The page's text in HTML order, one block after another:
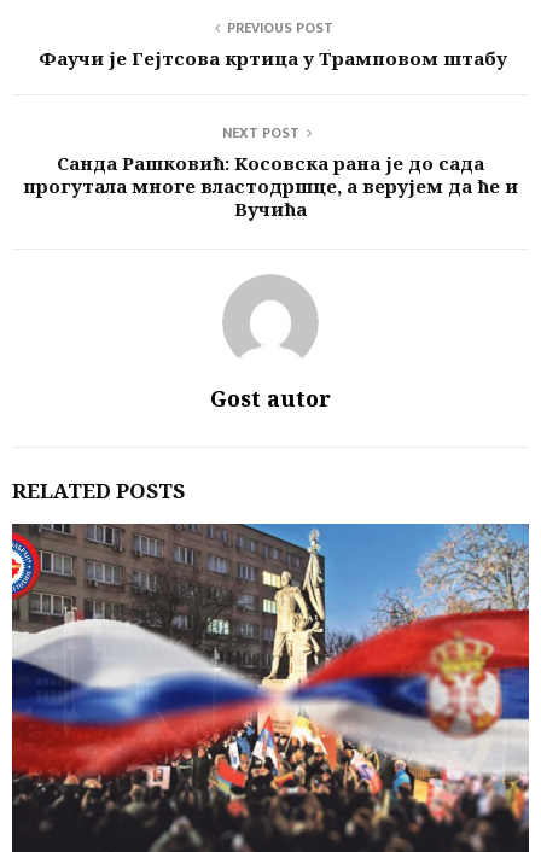
PREVIOUS POST
Фаучи је Гејтсова кртица у Трамповом штабу
NEXT POST
Санда Рашковић: Kосовска рана је до сада
прогутала многе властодршце, а верујем да ће и
Вучића
Gost autor
RELATED POSTS